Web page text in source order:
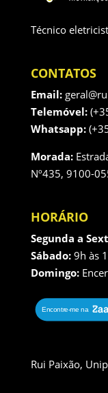
Técnico
CONTATOS
Email:
Telemóvel:
Whatsapp:
Morada:
Nº435, 9100-
HORÁRIO
Segunda a
Sábado:9h às
Domingo:
Rui Paixão,